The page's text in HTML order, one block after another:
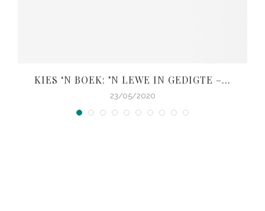
KIES ‘N BOEK: ’N LEWE IN GEDIGTE –...
23/05/2020